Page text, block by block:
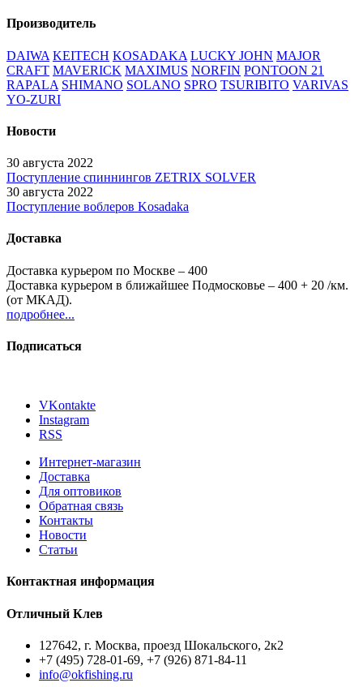
Производитель
DAIWA KEITECH KOSADAKA LUCKY JOHN MAJOR
CRAFT MAVERICK MAXIMUS NORFIN PONTOON 21
RAPALA SHIMANO SOLANO SPRO TSURIBITO VARIVAS
YO-ZURI
Новости
30 августа 2022
Поступление спиннингов ZETRIX SOLVER
30 августа 2022
Поступление воблеров Kosadaka
Доставка
Доставка курьером по Москве – 400
Доставка курьером в ближайшее Подмосковье – 400 + 20 /км.
(от МКАД).
подробнее...
Подписаться
VKontakte
Instagram
RSS
Интернет-магазин
Доставка
Для оптовиков
Обратная связь
Контакты
Новости
Статьи
Контактная информация
Отличный Клев
127642, г. Москва, проезд Шокальского, 2к2
+7 (495) 728-01-69, +7 (926) 871-84-11
info@okfishing.ru